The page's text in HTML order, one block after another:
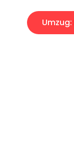
Umzug: